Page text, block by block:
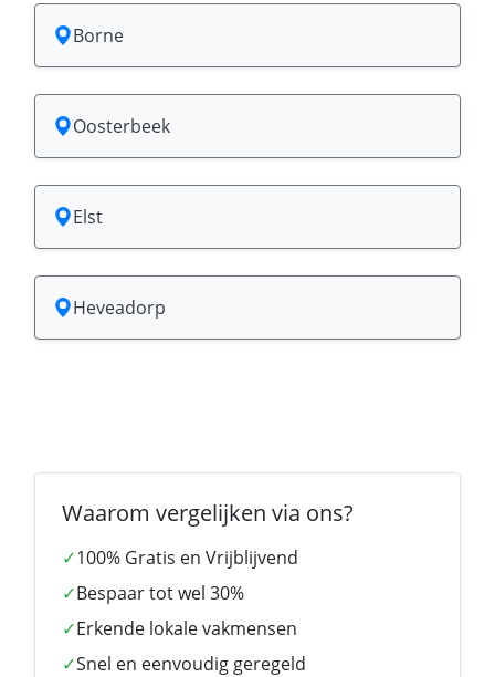
Borne
Oosterbeek
Elst
Heveadorp
Waarom vergelijken via ons?
✓100% Gratis en Vrijblijvend
✓Bespaar tot wel 30%
✓Erkende lokale vakmensen
✓Snel en eenvoudig geregeld